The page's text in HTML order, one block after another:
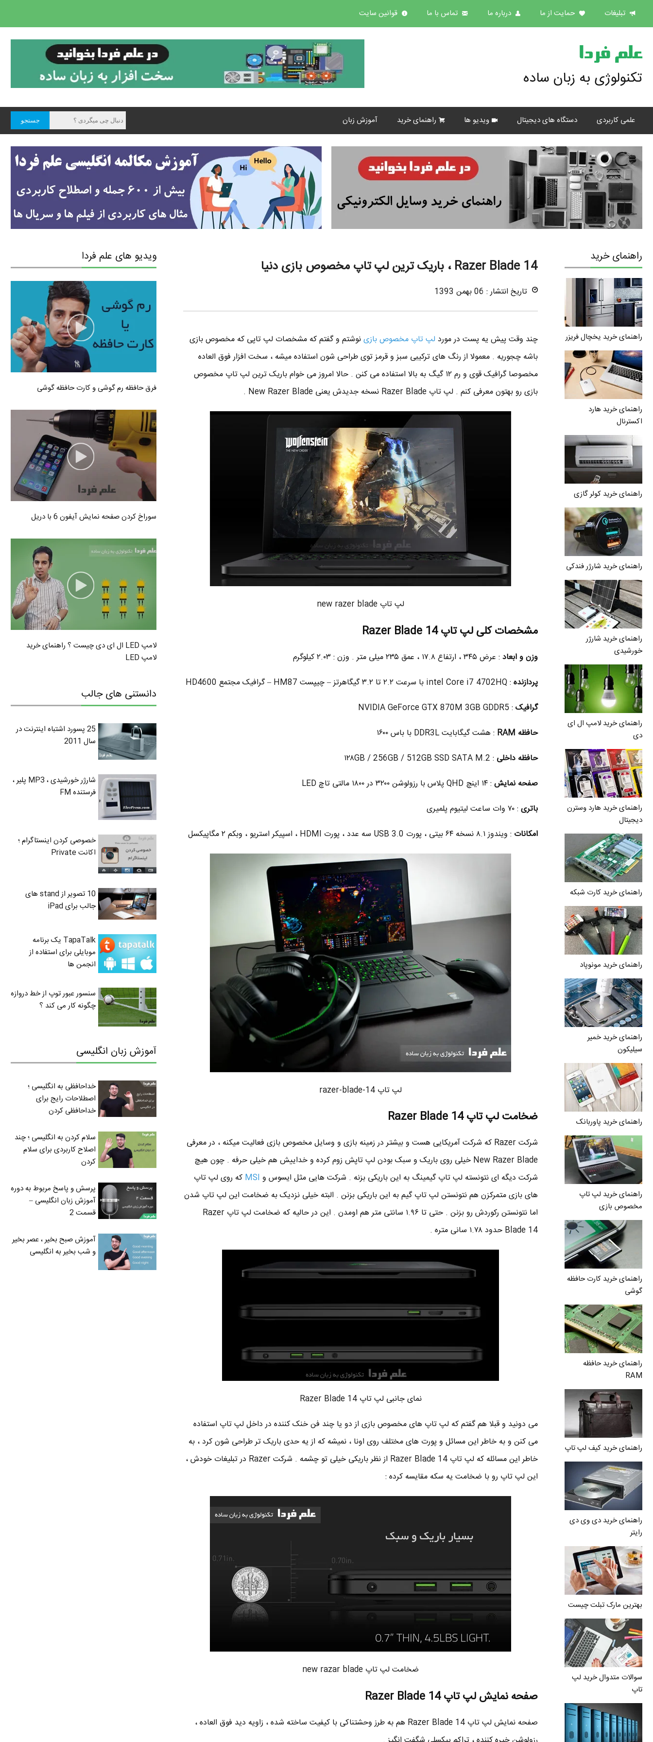
تبلیغات حمایت از ما درباره ما تماس با ما قوانین سایت
علم فردا
تکنولوژی به زبان ساده
علمی کاربردی دستگاه های دیجیتال ویدیو ها راهنمای خرید آموزش زبان
راهنمای خرید
راهنمای خرید یخچال فریزر
راهنمای خرید هارد
اکسترنال
راهنمای خرید کولر گازی
راهنمای خرید شارژر فندکی
راهنمای خرید شارژر
خورشیدی
راهنمای خرید لامپ ال ای
دی
راهنمای خرید هارد وسترن
دیجیتال
راهنمای خرید کارت شبکه
راهنمای خرید مونوپاد
راهنمای خرید خمیر
سیلیکون
راهنمای خرید پاوربانک
راهنمای خرید لپ تاپ
مخصوص بازی
راهنمای خرید کارت حافظه
گوشی
راهنمای خرید حافظه
RAM
راهنمای خرید کیف لپ تاپ
راهنمای خرید دی وی دی
رایتر
بهترین مارک تبلت چیست
سوالات متدوال خرید لپ
تاپ
Razer Blade 14 ، باریک ترین لپ تاپ مخصوص بازی دنیا
تاریخ انتشار : 06 بهمن 1393
چند وقت پیش یه پست در مورد لپ تاپ مخصوص بازینوشتم و گفتم که مشخصات لپ تاپی که مخصوص بازی
باشه چجوریه . معمولا از رنگ های ترکیبی سبز و قرمز توی طراحی شون استفاده میشه ، سخت افزار فوق العاده
مخصوصا گرافیک قوی و رم ۱۲ گیگ به بالا استفاده می کنن . حالا امروز می خوام باریک ترین لپ تاپ مخصوص
بازی رو بهتون معرفی کنم . لپ تاپ Razer Blade نسخه جدیدش یعنی New Razer Blade .
لپ تاپ new razer blade
مشخصات کلی لپ تاپ Razer Blade 14
وزن و ابعاد : عرض ۳۴۵ ، ارتفاع ۱۷.۸ ، عمق ۲۳۵ میلی متر . وزن : ۲.۰۳ کیلوگرم
پردازنده : intel Core i7 4702HQ با سرعت ۲.۲ تا ۳.۲ گیگاهرتز – چیپست HM87 – گرافیک مجتمع HD4600
گرافیک : NVIDIA GeForce GTX 870M 3GB GDDR5
حافظه RAM
: هشت گیگابایت DDR3L با باس ۱۶۰۰
حافظه داخلی : ۱۲۸GB / 256GB / 512GB SSD SATA M.2
صفحه نمایش : ۱۴ اینچ QHD پلاس با رزولوشن ۳۲۰۰ در ۱۸۰۰ مالتی تاچ LED
باتری : ۷۰ وات ساعت لیتیوم پلمیری
امکانات : ویندوز ۸.۱ نسخه ۶۴ بیتی ، پورت USB 3.0 سه عدد ، پورت HDMI ، اسپیکر استریو ، وبکم ۲ مگاپیکسل
لپ تاپ razer-blade-14
ضخامت لپ تاپ Razer Blade 14
شرکت Razer که شرکت آمریکایی هست و بیشتر در زمینه بازی و وسایل مخصوص بازی فعالیت میکنه ، در معرفی
New Razer Blade خیلی روی باریک و سبک بودن لپ تاپش زوم کرده و خداییش هم خیلی حرفه . چون هیچ
شرکت دیگه ای نتونسته لپ تاپ گیمینگ به این باریکی بزنه . شرکت هایی مثل ایسوس و MSI که روی لپ تاپ
های بازی متمرکزن هم نتونستن لپ تاپ گیم به این باریکی بزنن . البته خیلی نزدیک به ضخامت این لپ تاپ شدن
اما نتونستن رکوردش رو بزنن . حتی تا ۱.۹۶ سانتی متر هم اومدن . این در حالیه که ضخامت لپ تاپ Razer
Blade 14 حدود ۱.۷۸ سانی متره .
نمای جانبی لپ تاپ Razer Blade 14
می دونید و قبلا هم گفتم که لپ تاپ های مخصوص بازی از دو یا چند فن خنک کننده در داخل لپ تاپ استفاده
می کنن و به خاطر این مسائل و پورت های مختلف روی اونا ، نمیشه که از یه حدی باریک تر طراحی شون کرد ، به
خاطر این مسائله که لپ تاپ Razer Blade 14 از نظر باریکی خیلی تو چشمه . شرکت Razer در تبلیغات خودش ،
این لپ تاپ رو با ضخامت یه سکه مقایسه کرده :
ضخامت لپ تاپ new razar blade
صفحه نمایش لپ تاپ Razer Blade 14
صفحه نمایش لپ تاپ Razer Blade 14 هم به طرز وحشتناکی با کیفیت ساخته شده ، زاویه دید فوق العاده ،
ویدیو های علم فردا
فرق حافظه رم گوشی و کارت حافظه گوشی
سوراخ کردن صفحه نمایش آیفون 6 با دریل
لامپ LED ال ای دی چیست ؟ راهنمای خرید
لامپ LED
دانستنی های جالب
25 پسورد اشتباه اینترنت در
سال 2011
شارژر خورشیدی ، MP3 پلیر ،
فرستنده FM
خصوصی کردن اینستاگرام ؛
اکانت Private
10 تصویر از stand های
جالب برای iPad
TapaTalk یک برنامه
موبایلی برای استفاده از
انجمن ها
سنسور عبور توپ از خط دروازه
چگونه کار می کند ؟
آموزش زبان انگلیسی
خداحافظی به انگلیسی ؛
اصطلاحات رایج برای
خداحافظی کردن
سلام کردن به انگلیسی ؛ چند
اصلاح کاربردی برای سلام
کردن
پرسش و پاسخ مربوط به دوره
آموزش زبان انگلیسی –
قسمت 2
آموزش صبح بخیر ، عصر بخیر
و شب بخیر به انگلیسی